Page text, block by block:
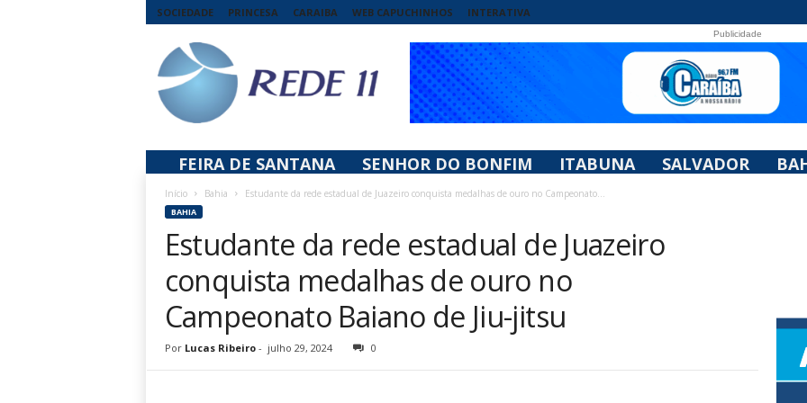
SOCIEDADE PRINCESA CARAIBA WEB CAPUCHINHOS INTERATIVA
Publicidade
FEIRA DE SANTANA SENHOR DO BONFIM ITABUNA SALVADOR
Início Bahia Estudante da rede estadual de Juazeiro conquista medalhas de ouro no Campeonato...
BAHIA
Estudante da rede estadual de Juazeiro
conquista medalhas de ouro no
Campeonato Baiano de Jiu-jitsu
Por Lucas Ribeiro- julho 29, 2024 0